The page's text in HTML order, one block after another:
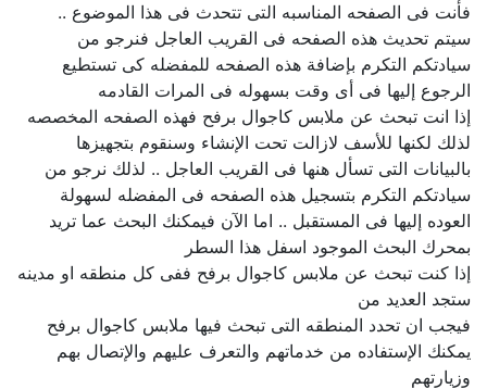
فأنت فى الصفحه المناسبه التى تتحدث فى هذا الموضوع ..
سيتم تحديث هذه الصفحه فى القريب العاجل فنرجو من
سيادتكم التكرم بإضافة هذه الصفحه للمفضله كى تستطيع
الرجوع إليها فى أى وقت بسهوله فى المرات القادمه
إذا انت تبحث عن ملابس كاجوال برفح فهذه الصفحه المخصصه
لذلك لكنها للأسف لازالت تحت الإنشاء وسنقوم بتجهيزها
بالبيانات التى تسأل هنها فى القريب العاجل .. لذلك نرجو من
سيادتكم التكرم بتسجيل هذه الصفحه فى المفضله لسهولة
العوده إليها فى المستقبل .. اما الآن فيمكنك البحث عما تريد
بمحرك البحث الموجود اسفل هذا السطر
إذا كنت تبحث عن ملابس كاجوال برفح ففى كل منطقه او مدينه
ستجد العديد من
فيجب ان تحدد المنطقه التى تبحث فيها ملابس كاجوال برفح
يمكنك الإستفاده من خدماتهم والتعرف عليهم والإتصال بهم
وزيارتهم